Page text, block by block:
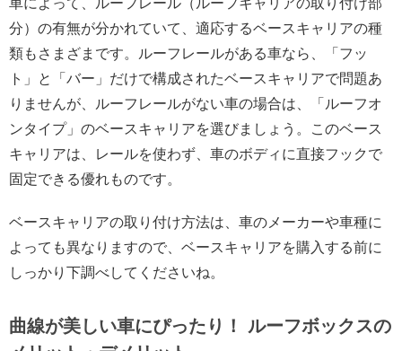
分）の有無が分かれていて、適応するベースキャリアの種
類もさまざまです。ルーフレールがある車なら、「フッ
ト」と「バー」だけで構成されたベースキャリアで問題あ
りませんが、ルーフレールがない車の場合は、「ルーフオ
ンタイプ」のベースキャリアを選びましょう。このベース
キャリアは、レールを使わず、車のボディに直接フックで
固定できる優れものです。
ベースキャリアの取り付け方法は、車のメーカーや車種に
よっても異なりますので、ベースキャリアを購入する前に
しっかり下調べしてくださいね。
曲線が美しい車にぴったり！ ルーフボックスの